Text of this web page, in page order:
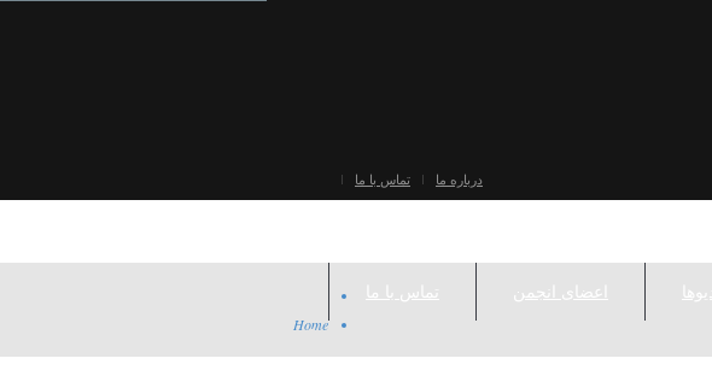
درباره ما تماس با ما
اعضای انجمن تماس با ما
Home